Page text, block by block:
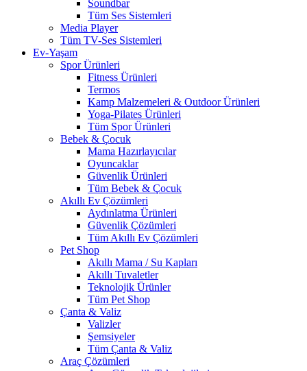
Soundbar
Tüm Ses Sistemleri
Media Player
Tüm TV-Ses Sistemleri
Ev-Yaşam
Spor Ürünleri
Fitness Ürünleri
Termos
Kamp Malzemeleri & Outdoor Ürünleri
Yoga-Pilates Ürünleri
Tüm Spor Ürünleri
Bebek & Çocuk
Mama Hazırlayıcılar
Oyuncaklar
Güvenlik Ürünleri
Tüm Bebek & Çocuk
Akıllı Ev Çözümleri
Aydınlatma Ürünleri
Güvenlik Çözümleri
Tüm Akıllı Ev Çözümleri
Pet Shop
Akıllı Mama / Su Kapları
Akıllı Tuvaletler
Teknolojik Ürünler
Tüm Pet Shop
Çanta & Valiz
Valizler
Şemsiyeler
Tüm Çanta & Valiz
Araç Çözümleri